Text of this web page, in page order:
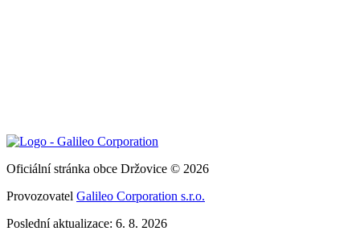
Oficiální stránka obce Držovice © 2026
Provozovatel Galileo Corporation s.r.o.
Poslední aktualizace: 6. 8. 2026